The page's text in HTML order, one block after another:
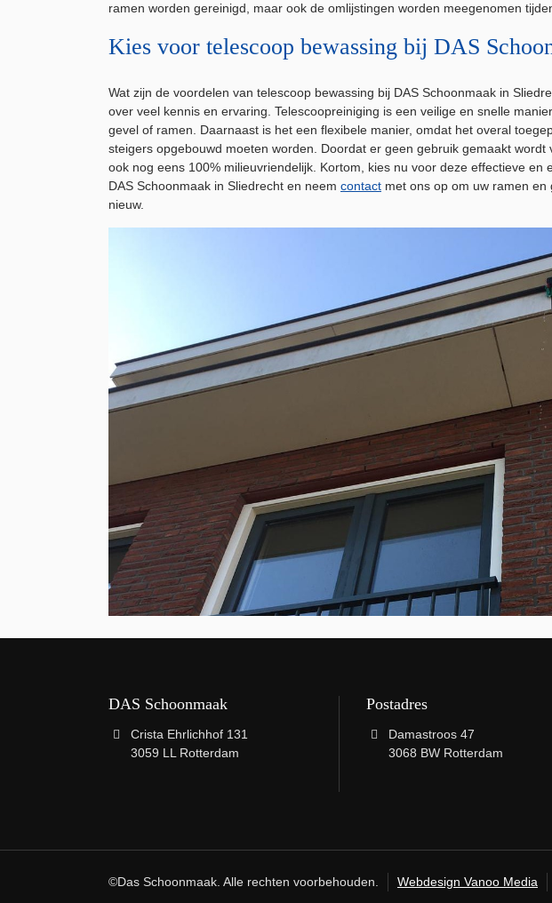
ramen worden gereinigd, maar ook de omlijstingen worden meegenomen
Kies voor telescoop bewassing bij DAS
Wat zijn de voordelen van telescoop bewassing bij DAS Schoonmaak in
over veel kennis en ervaring. Telescoopreiniging is een veilige en snelle
gevel of ramen. Daarnaast is het een flexibele manier, omdat het overal
steigers opgebouwd moeten worden. Doordat er geen gebruik gemaakt wordt
ook nog eens 100% milieuvriendelijk. Kortom, kies nu voor deze effectieve en
DAS Schoonmaak in Sliedrecht en neem contact met ons op om uw ramen
nieuw.
DAS Schoonmaak
Crista Ehrlichhof 131
3059 LL Rotterdam
Postadres
Damastroos 47
3068 BW Rotterdam
©Das Schoonmaak. Alle rechten voorbehouden. Webdesign Vanoo Media